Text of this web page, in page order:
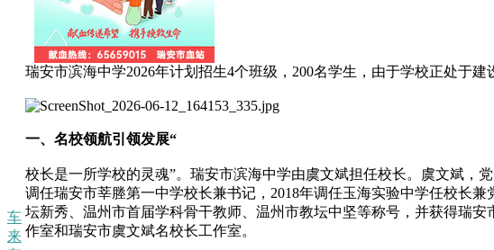
车
来
瑞安市滨海中学2026年计划招生4个班级，200名学生，由于学校正处于
一、名校领航引领发展“
校长是一所学校的灵魂”。瑞安市滨海中学由虞文斌担任校长。虞文斌，
调任瑞安市莘塍第一中学校长兼书记，2018年调任玉海实验中学任校长
坛新秀、温州市首届学科骨干教师、温州市教坛中坚等称号，并获得瑞
作室和瑞安市虞文斌名校长工作室。